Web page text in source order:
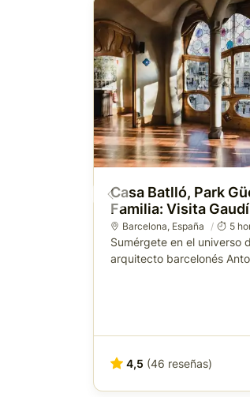
Casa Batlló, Park
Familia: Visita
Barcelona, España 5
Sumérgete en el universo
arquitecto barcelonés
4,5 (46 reseñas)